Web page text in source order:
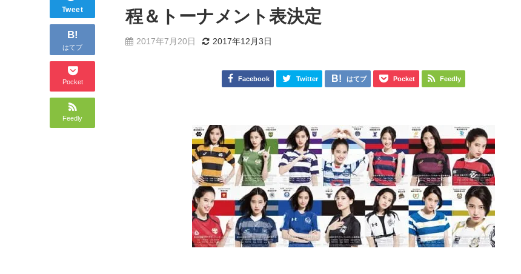
Tweet
B!
はてブ
Pocket
Feedly
程＆トーナメント表決定
2017年7月20日 2017年12月3日
Facebook Twitter はてブ Pocket Feedly